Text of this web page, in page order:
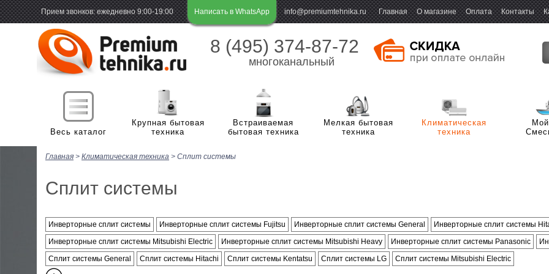
Прием звонков: ежедневно 9:00-19:00 Написать в WhatsApp info@premiumtehnika.ru Главная О магазине Оплата Контакты
8 (495) 374-87-72
многоканальный
Весь каталог
Холодильная и морозильная техника
Встраиваемые холодильники с
нижней морозильной камерой
Встраиваемые
верхней морозильной
Встраиваемые холодильники под
столешницу
Встраиваемые
холодильники
Стиральные и сушильные машины
Стиральные машины с сушкой Компактные
Сушильные машины Шкафы для ухода за
Плиты Газовые плиты
Газовые плиты с
духовкой
Электрические плиты
Посудомоечные машины
Встраиваемые посудомоечные
машины
Отдельностоящие
машины
Крупная бытовая
техника
Встраиваемая
бытовая техника
Мелкая бытовая
техника
Климатическая
техника
Главная > Климатическая техника > Сплит системы
Сплит системы
Инверторные сплит системы Инверторные сплит системы Fujitsu Инверторные сплит системы General Инверторные сплит системы
Инверторные сплит системы Mitsubishi Electric
Инверторные сплит системы Mitsubishi Heavy Инверторные сплит системы Panasonic
Сплит системы General
Сплит системы Hitachi Сплит системы Kentatsu Сплит системы LG Сплит системы Mitsubishi Electric